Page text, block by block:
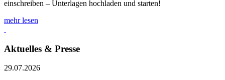
einschreiben – Unterlagen hochladen und starten!
mehr lesen
Aktuelles & Presse
29.07.2026